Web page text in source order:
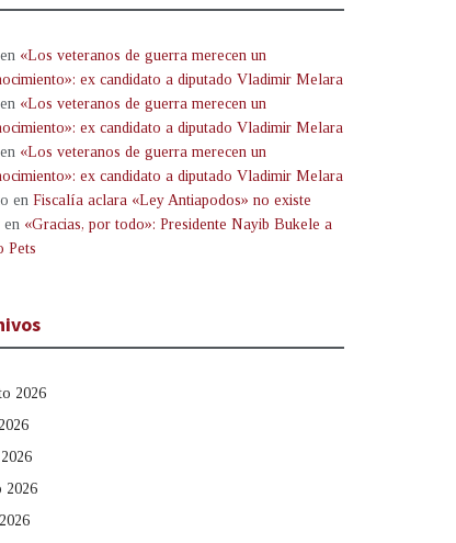
en «Los veteranos de guerra merecen un
ex candidato a diputado Vladimir Melara
en «Los veteranos de guerra merecen un
ex candidato a diputado Vladimir Melara
en «Los veteranos de guerra merecen un
ex candidato a diputado Vladimir Melara
en Fiscalía aclara «Ley Antiapodos» no existe
en «Gracias, por todo»: Presidente Nayib Bukele a
Pets
2026
2026